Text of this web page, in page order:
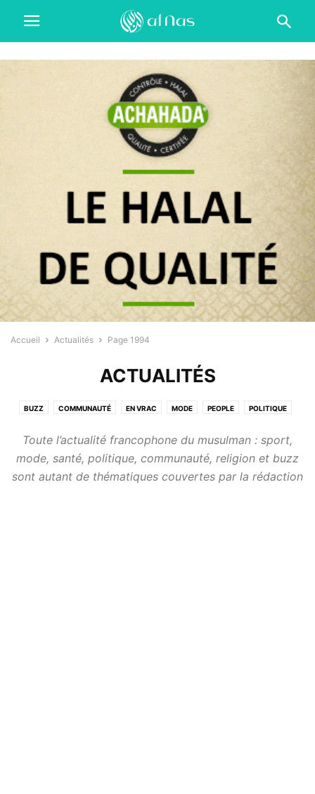
Accueil Actualités Page 1994
ACTUALITÉS
BUZZ COMMUNAUTÉ EN VRAC MODE PEOPLE POLITIQUE
Toute l’actualité francophone du musulman : sport,
mode, santé, politique, communauté, religion et buzz
sont autant de thématiques couvertes par la rédaction